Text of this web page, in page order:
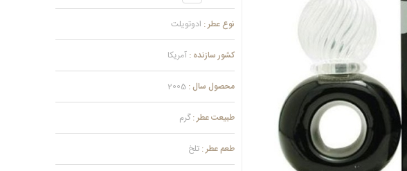
نوع عطر : ادوتویلت
کشور سازنده : آمریکا
محصول سال : 2005
طبیعت عطر : گرم
طعم عطر : تلخ